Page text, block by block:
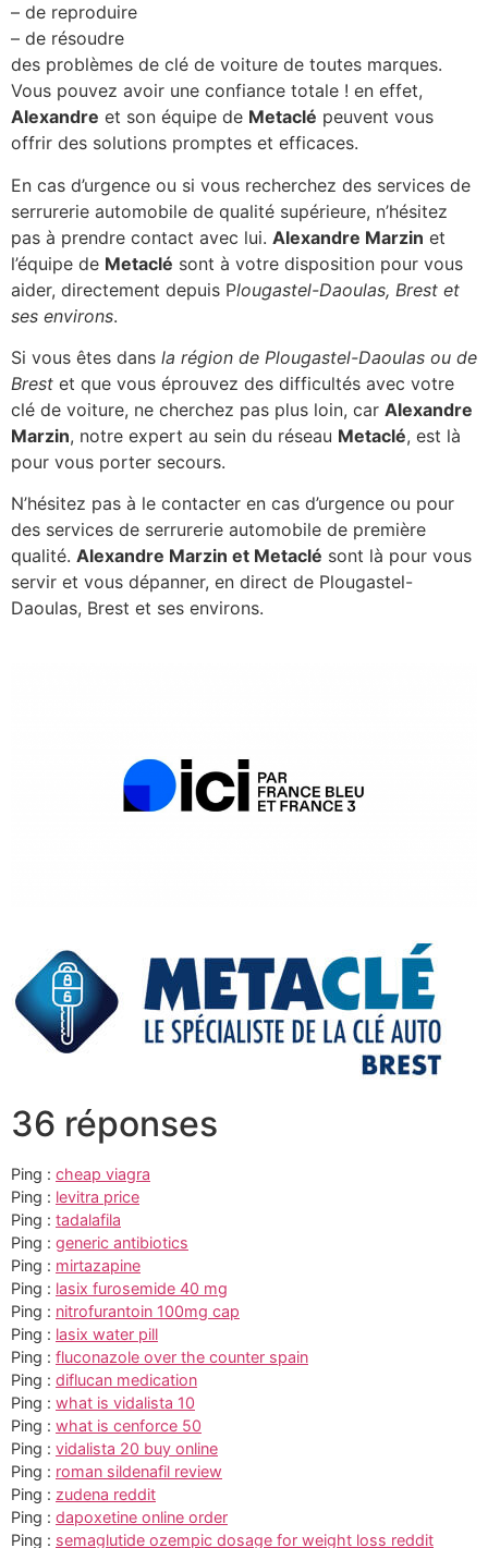
– de reproduire
– de résoudre
des problèmes de clé de voiture de toutes marques.
Vous pouvez avoir une confiance totale ! en effet,
Alexandre et son équipe de Metaclé peuvent vous
offrir des solutions promptes et efficaces.
En cas d’urgence ou si vous recherchez des services de
serrurerie automobile de qualité supérieure, n’hésitez
pas à prendre contact avec lui. Alexandre Marzin et
l’équipe de Metaclé sont à votre disposition pour vous
aider, directement depuis Plougastel-Daoulas, Brest et
ses environs.
Si vous êtes dans la région de Plougastel-Daoulas ou de
Brest et que vous éprouvez des difficultés avec votre
clé de voiture, ne cherchez pas plus loin, car Alexandre
Marzin, notre expert au sein du réseau Metaclé, est là
pour vous porter secours.
N’hésitez pas à le contacter en cas d’urgence ou pour
des services de serrurerie automobile de première
qualité. Alexandre Marzin et Metaclé sont là pour vous
servir et vous dépanner, en direct de Plougastel-
Daoulas, Brest et ses environs.
36 réponses
Ping : cheap viagra
Ping : levitra price
Ping : tadalafila
Ping : generic antibiotics
Ping : mirtazapine
Ping : lasix furosemide 40 mg
Ping : nitrofurantoin 100mg cap
Ping : lasix water pill
Ping : fluconazole over the counter spain
Ping : diflucan medication
Ping : what is vidalista 10
Ping : what is cenforce 50
Ping : vidalista 20 buy online
Ping : roman sildenafil review
Ping : zudena reddit
Ping : dapoxetine online order
Ping : semaglutide ozempic dosage for weight loss reddit